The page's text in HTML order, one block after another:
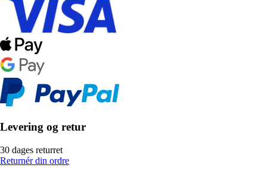
Levering og retur
30 dages returret
Returnér din ordre